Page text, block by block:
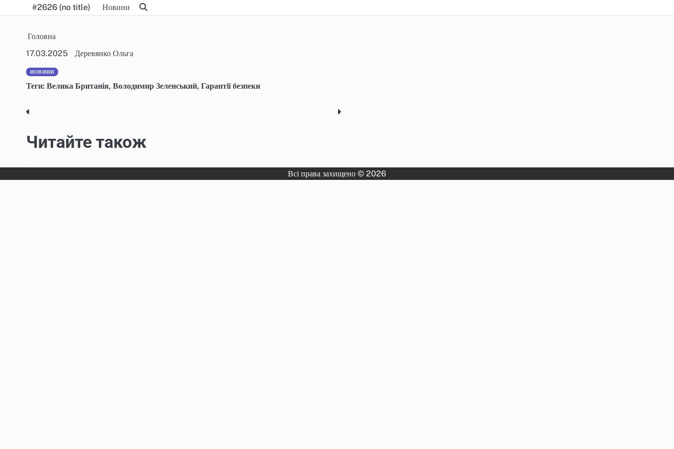
to
#2626 (no title) Новини
Головна
17.03.2025
Деревянко Ольга
НОВИНИ
Теги: Велика Британія, Володимир Зеленський, Гарантії безпеки
Post
navigation
Читайте також
Всі права захищено © 2026